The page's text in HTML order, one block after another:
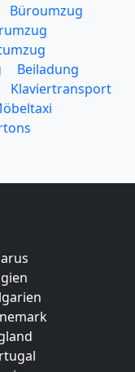
Büroumzug
Beiladung
Klaviertransport